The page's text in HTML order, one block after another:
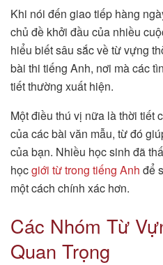
Khi nói đến giao tiếp hàng
chủ đề khởi đầu của nhiều
hiểu biết sâu sắc về từ vựng
bài thi tiếng Anh, nơi mà các
tiết thường xuất hiện.
Một điều thú vị nữa là thời tiết
của các bài văn mẫu, từ đó
của bạn. Nhiều học sinh đã
họcgiới từ trong tiếng Anh để
một cách chính xác hơn.
Các Nhóm Từ
Quan Trọng